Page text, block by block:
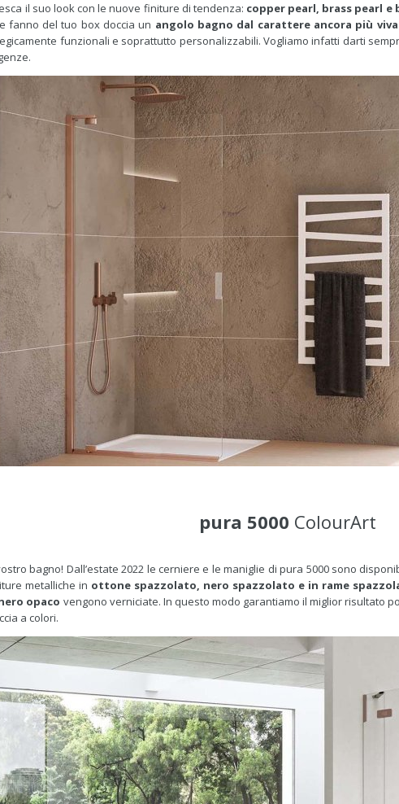
il suo look con le nuove finiture di tendenza: copper pearl, brass pearl e
fanno del tuo box doccia un angolo bagno dal carattere ancora più
funzionali e soprattutto personalizzabili. Vogliamo infatti darti
pura 5000 ColourArt
bagno! Dall’estate 2022 le cerniere e le maniglie di pura 5000 sono
metalliche in ottone spazzolato, nero spazzolato e in rame
opaco vengono verniciate. In questo modo garantiamo il miglior risultato
a colori.